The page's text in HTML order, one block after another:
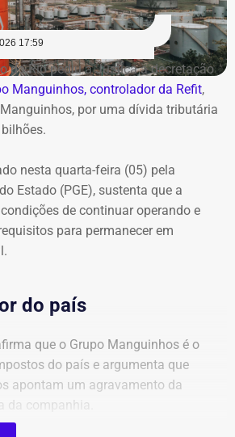
17:59
do Rio pediu à Justiça a decretação
Manguinhos, controlador da Refit,
por uma dívida tributária
nesta quarta-feira (05) pela
Estado (PGE), sustenta que a
de continuar operando e
para permanecer em
do país
que o Grupo Manguinhos é o
do país e argumenta que
apontam um agravamento da
da companhia.